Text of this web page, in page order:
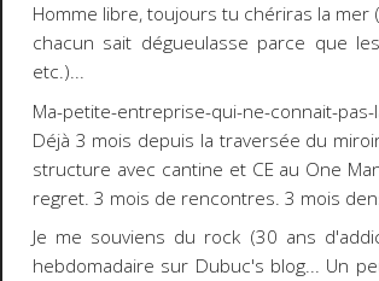
Homme libre, toujours tu chériras la mer
chacun sait dégueulasse parce que
etc.)...
Ma-petite-entreprise-qui-ne-connait-
Déjà 3 mois depuis la traversée du
structure avec cantine et CE au One
regret. 3 mois de rencontres. 3 mois
Je me souviens du rock (30 ans
hebdomadaire sur Dubuc's blog... Un